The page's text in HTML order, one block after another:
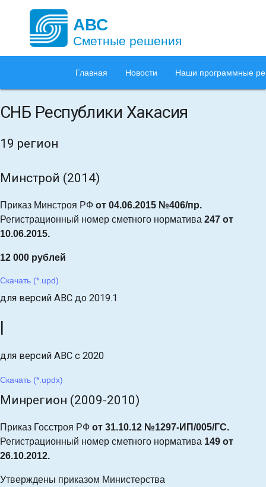
АВС
Сметные решения
Главная Новости Наши программные
СНБ Республики Хакасия
19 регион
Минстрой (2014)
Приказ Минстроя РФ от 04.06.2015 №406/пр.
Регистрационный номер сметного норматива 247 от
10.06.2015.
12 000 рублей
Скачать (*.upd)
для версий АВС до 2019.1
|
для версий АВС с 2020
Скачать (*.updx)
Минрегион (2009-2010)
Приказ Госстроя РФ от 31.10.12 №1297-ИП/005/ГС.
Регистрационный номер сметного норматива 149 от
26.10.2012.
Утверждены приказом Министерства